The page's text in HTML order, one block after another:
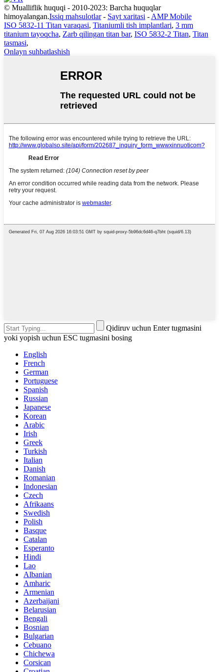
© Mualliflik huquqi - 2010-2023: Barcha huquqlar
himoyalangan.Issiq mahsulotlar- Sayt xaritasi - AMP Mobile
ISO 5832-11 Titan varaqasi, Titaniumli tish implantlari, 3 mm
titanium tayoqcha, Zarb qilingan titan bar, ISO 5832-2 Titan, Titan
tasmasi,
Onlayn suhbatlashish
Qidiruv uchun Enter tugmasini
yoki yopish uchun ESC tugmasini bosing
English
French
German
Portuguese
Spanish
Russian
Japanese
Korean
Arabic
Irish
Greek
Turkish
Italian
Danish
Romanian
Indonesian
Czech
Afrikaans
Swedish
Polish
Basque
Catalan
Esperanto
Hindi
Lao
Albanian
Amharic
Armenian
Azerbaijani
Belarusian
Bengali
Bosnian
Bulgarian
Cebuano
Chichewa
Corsican